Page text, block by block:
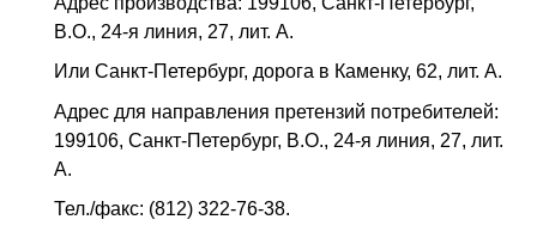
В.О., 24-я линия, 27, лит. А.
Или Санкт-Петербург, дорога в Каменку, 62, лит. А.
Адрес для направления претензий потребителей:
199106, Санкт-Петербург, В.О., 24-я линия, 27, лит.
А.
Тел./факс: (812) 322-76-38.